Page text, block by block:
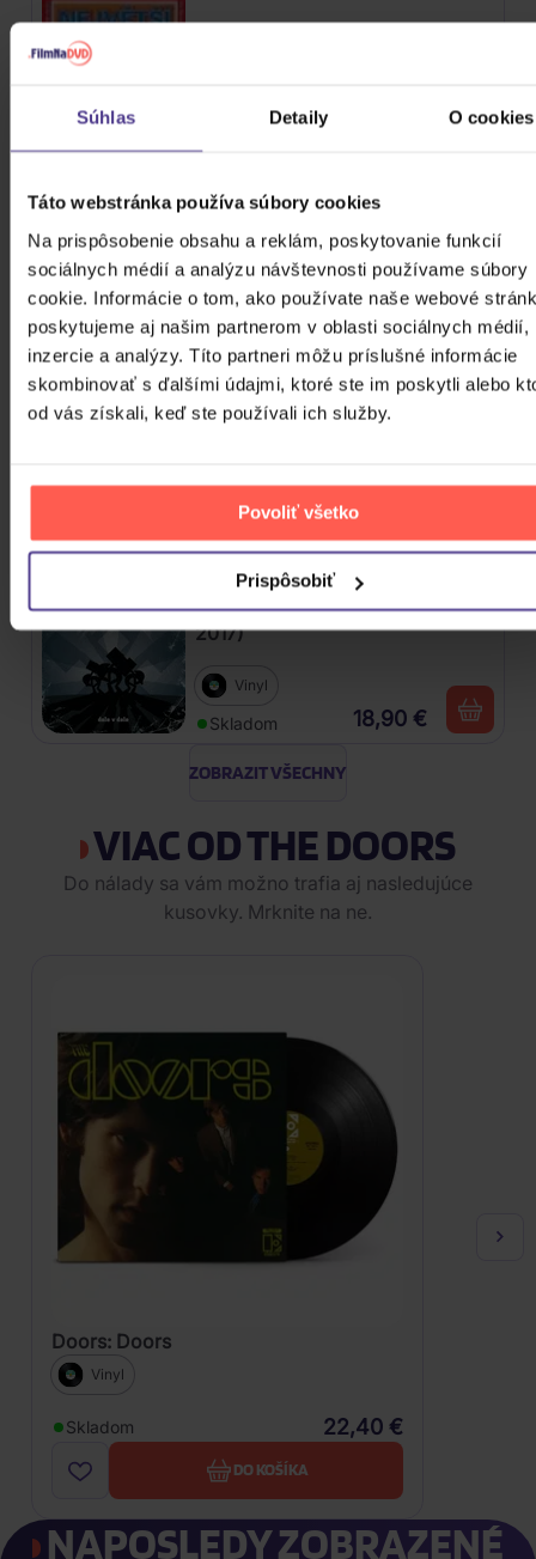
Súhlas Detaily O cookies
Táto webstránka používa súbory cookies
Na prispôsobenie obsahu a reklám, poskytovanie funkcií
sociálnych médií a analýzu návštevnosti používame súbory
cookie. Informácie o tom, ako používate naše webové
poskytujeme aj našim partnerom v oblasti sociálnych médií,
inzercie a analýzy. Títo partneri môžu príslušné informácie
skombinovať s ďalšími údajmi, ktoré ste im poskytli alebo
od vás získali, keď ste používali ich služby.
Povoliť všetko
Prispôsobiť
Keks: Proč holky pláčou
CD
Skladom 8,40 €
Skladom 2,50 €
Kabát: Dole v dole (Reedice
2017)
Vinyl
Skladom 18,90 €
ZOBRAZIT VŠECHNY
VIAC OD THE DOORS
Do nálady sa vám možno trafia aj nasledujúce
kusovky. Mrknite na ne.
Doors: Doors
Vinyl
Skladom 22,40 €
DO KOŠÍKA
NAPOSLEDY ZOBRAZENÉ